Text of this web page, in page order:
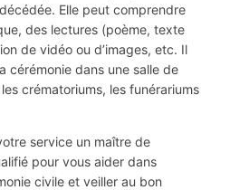
Elle peut comprendre
des lectures (poème, texte
de vidéo ou d’images, etc. Il
cérémonie dans une salle de
crématoriums, les funérariums
service un maître de
pour vous aider dans
civile et veiller au bon